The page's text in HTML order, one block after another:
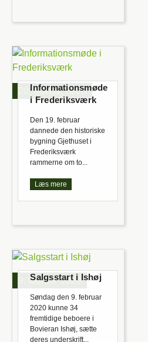
20. februar 2020
Informationsmøde
i Frederiksværk
Den 19. februar
dannede den historiske
bygning Gjethuset i
Frederiksværk
rammerne om to...
Læs mere
9. februar 2020
Salgsstart i Ishøj
Søndag den 9. februar
2020 kunne 34
fremtidige beboere i
Bovieran Ishøj, sætte
deres underskrift...